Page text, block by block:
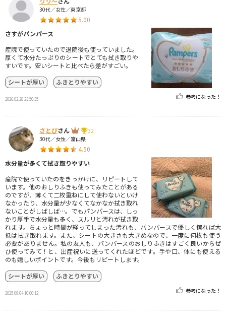
30代／女性／東京都
5.00
さすがパンパース
産院で使っていたので退院後も使っていました。
厚くて水分たっぷりのシートでとても拭き取りや
すいです。安いシートと比べたら差がすごい。
シートが厚い
ふきとりやすい
2026.02.28 23:50:35 参考になった！
さとぴさん
32
30代／女性／富山県
4.50
水分量が多くて拭き取りやすい
産院で使っていたのをきっかけに、リピートして
います。他のおしりふきも使ってみたことがある
のですが、薄くて二枚重ねにして使わないといけ
なかったり、水分量が少なくてなかなか拭き取れ
ないことがしばしば…。でもパンパースは、しっ
かり厚手で水分量も多く、スルリと汚れが拭き取
れます。ちょっと時間が経ってしまった汚れも、パンパースで優しく擦れば大
抵は拭き取れます。また、シートの大きさも大きめなので、一度に何枚も使う
必要がありません。私の友人も、パンパースのおしりふきはすごく良いからぜ
ひ使ってみて！と、出産祝いに送ってくれたほどです。手や口、体にも使える
のも嬉しいポイントです。今後もリピートします。
シートが厚い
ふきとりやすい
2025.09.04 10:06:12 参考になった！